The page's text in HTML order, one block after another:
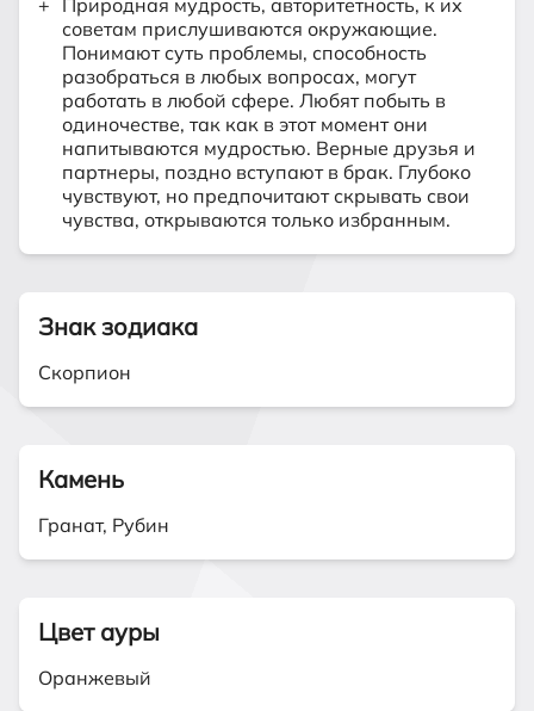
Природная мудрость, авторитетность, к их
советам прислушиваются окружающие.
Понимают суть проблемы, способность
разобраться в любых вопросах, могут
работать в любой сфере. Любят побыть в
одиночестве, так как в этот момент они
напитываются мудростью. Верные друзья и
партнеры, поздно вступают в брак. Глубоко
чувствуют, но предпочитают скрывать свои
чувства, открываются только избранным.
Знак зодиака
Скорпион
Камень
Гранат, Рубин
Цвет ауры
Оранжевый